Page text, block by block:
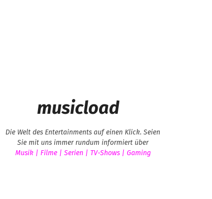
musicload
Die Welt des Entertainments auf einen Klick. Seien
Sie mit uns immer rundum informiert über
Musik | Filme | Serien | TV-Shows | Gaming